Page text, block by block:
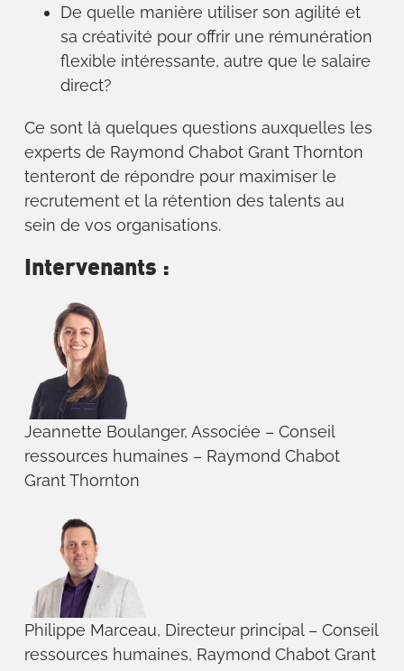
De quelle manière utiliser son agilité et
sa créativité pour offrir une rémunération
flexible intéressante, autre que le salaire
direct?
Ce sont là quelques questions auxquelles les
experts de Raymond Chabot Grant Thornton
tenteront de répondre pour maximiser le
recrutement et la rétention des talents au
sein de vos organisations.
Intervenants :
Jeannette Boulanger, Associée – Conseil
ressources humaines – Raymond Chabot
Grant Thornton
Philippe Marceau, Directeur principal – Conseil
ressources humaines, Raymond Chabot Grant